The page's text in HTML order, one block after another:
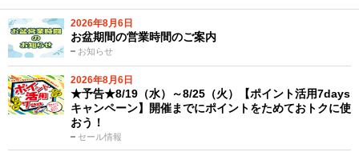
2026年8月6日
お知らせ
お盆期間の営業時間のご案内
2026年8月6日
セール情報
★予告★8/19（水）～8/25（火）【ポイント活用7days
キャンペーン】開催までにポイントをためておトクに使
おう！